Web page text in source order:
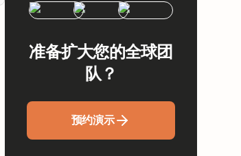
准备扩大您的全球团
队？
预约演示